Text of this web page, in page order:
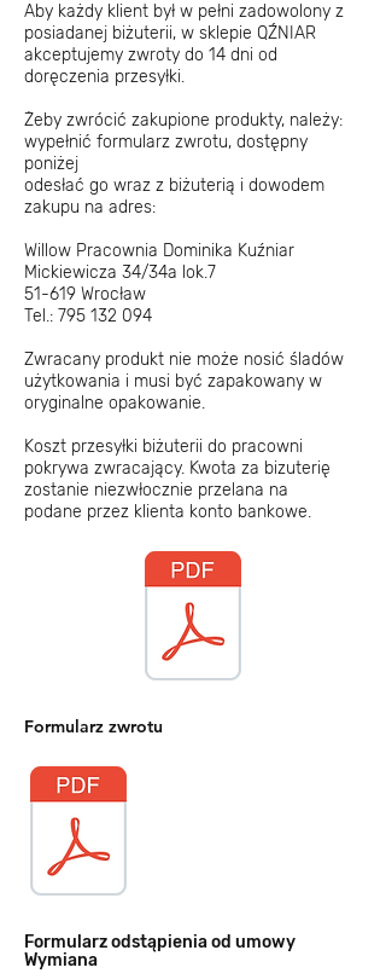
Aby każdy klient był w pełni zadowolony z
posiadanej biżuterii, w sklepie QŹNIAR
akceptujemy zwroty do 14 dni od
doręczenia przesyłki.
Żeby zwrócić zakupione produkty, należy:
wypełnić formularz zwrotu, dostępny
poniżej
odesłać go wraz z biżuterią i dowodem
zakupu na adres:
Willow Pracownia Dominika Kuźniar
Mickiewicza 34/34a lok.7
51-619 Wrocław
Tel.: 795 132 094
Zwracany produkt nie może nosić śladów
użytkowania i musi być zapakowany w
oryginalne opakowanie.
Koszt przesyłki biżuterii do pracowni
pokrywa zwracający. Kwota za bizuterię
zostanie niezwłocznie przelana na
podane przez klienta konto bankowe.
Formularz zwrotu
Formularz odstąpienia od umowy
Wymiana